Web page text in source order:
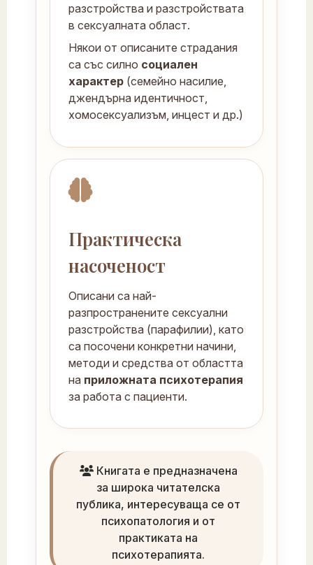
разстройства и разстройствата
в сексуалната област.
Някои от описаните страдания
са със силно социален
характер(семейно насилие,
джендърна идентичност,
хомосексуализъм, инцест и др.)
Практическа
насоченост
Описани са най-
разпространените сексуални
разстройства (парафилии), като
са посочени конкретни начини,
методи и средства от областта
на приложната психотерапия
за работа с пациенти.
Книгата е предназначена
за широка читателска
публика, интересуваща се от
психопатология и от
практиката на
психотерапията.